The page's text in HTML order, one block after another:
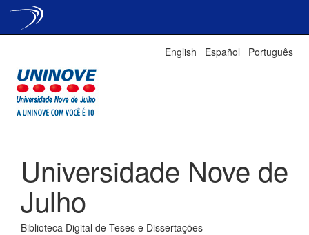
English Español Português
Universidade Nove de
Julho
Biblioteca Digital de Teses e Dissertações